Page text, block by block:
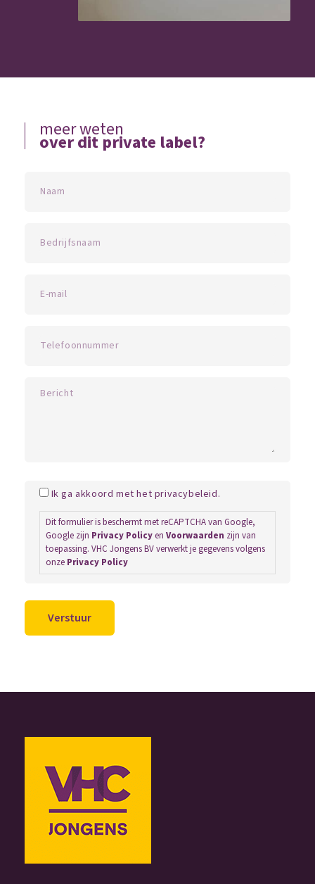
meer weten
over dit private label?
Ik ga akkoord met het privacybeleid.
Dit formulier is beschermt met reCAPTCHA van Google,
Google zijn Privacy Policyen Voorwaarden zijn van
toepassing. VHC Jongens BV verwerkt je gegevens volgens
onze Privacy Policy